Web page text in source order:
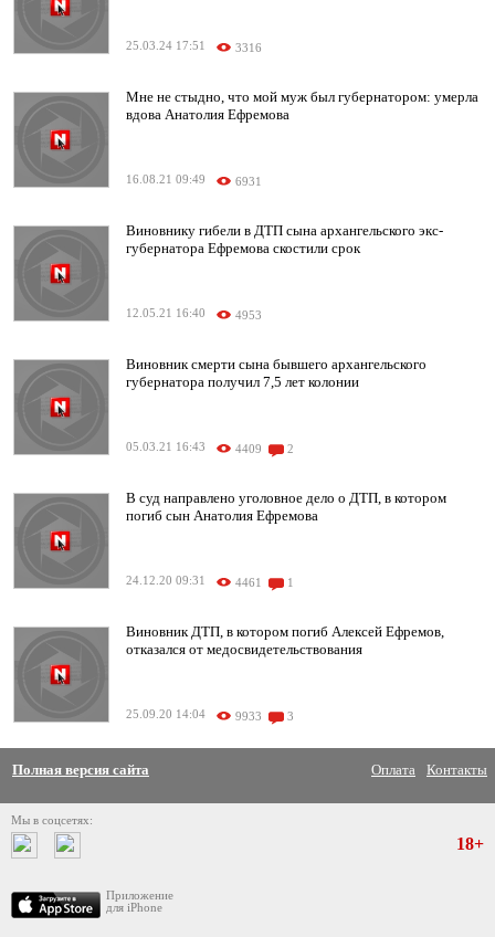
25.03.24 17:51 3316
Мне не стыдно, что мой муж был губернатором: умерла
вдова Анатолия Ефремова
16.08.21 09:49 6931
Виновнику гибели в ДТП сына архангельского экс-
губернатора Ефремова скостили срок
12.05.21 16:40 4953
Виновник смерти сына бывшего архангельского
губернатора получил 7,5 лет колонии
05.03.21 16:43 4409 2
В суд направлено уголовное дело о ДТП, в котором
погиб сын Анатолия Ефремова
24.12.20 09:31 4461 1
Виновник ДТП, в котором погиб Алексей Ефремов,
отказался от медосвидетельствования
25.09.20 14:04 9933 3
Полная версия сайта Оплата Контакты
Мы в соцсетях:
Приложение
для iPhone
18+